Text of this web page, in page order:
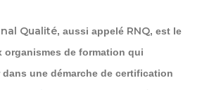
Qualité, aussi appelé RNQ, est le
de formation qui
une démarche de certification